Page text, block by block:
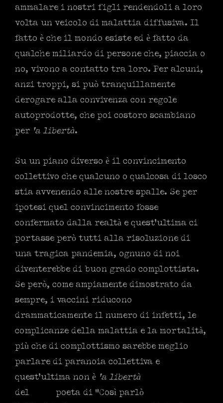
ammalare i nostri figli rendendoli a loro
volta un veicolo di malattia diffusiva. Il
fatto è che il mondo esiste ed è fatto da
qualche miliardo di persone che, piaccia o
no, vivono a contatto tra loro. Per alcuni,
anzi troppi, si può tranquillamente
derogare alla convivenza con regole
autoprodotte, che poi costoro scambiano
per ‘a libertà.
Su un piano diverso è il convincimento
collettivo che qualcuno o qualcosa di losco
stia avvenendo alle nostre spalle. Se per
ipotesi quel convincimento fosse
confermato dalla realtà e quest’ultima ci
portasse però tutti alla risoluzione di
una tragica pandemia, ognuno di noi
diventerebbe di buon grado complottista.
Se però, come ampiamente dimostrato da
sempre, i vaccini riducono
drammaticamente il numero di infetti, le
complicanze della malattia e la mortalità,
più che di complottismo sarebbe meglio
parlare di paranoia collettiva e
quest’ultima non è ‘a libertà
del
poeta di “Così parlò